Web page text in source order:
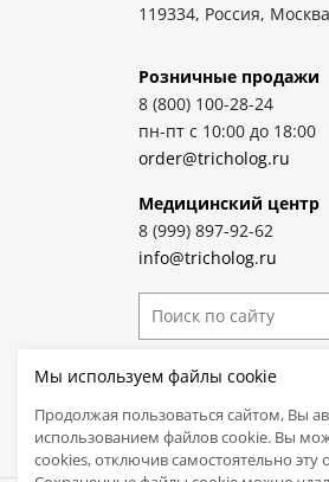
119334, Россия,
Розничные продажи
8 (800) 100-28-24
пн-пт с 10:00 до 18:00
order@tricholog.ru
Медицинский центр
8 (999) 897-92-62
info@tricholog.ru
Принимаем к оплате
Мы используем файлы cookie
Продолжая пользоваться сайтом, Вы
использованием файлов cookie. Вы
cookies, отключив самостоятельно